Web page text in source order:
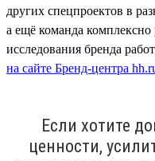
других спецпроектов в
а ещё команда комплексно
исследования бренда
на сайте Бренд-центра
Если хотите
ценности,